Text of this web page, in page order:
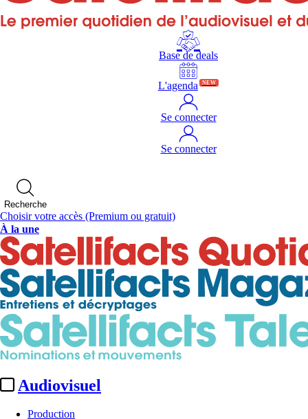
Base de deals
L'agenda NEW
Se connecter
Se connecter
Recherche
Choisir votre accès (Premium ou gratuit)
À la une
Audiovisuel
Production